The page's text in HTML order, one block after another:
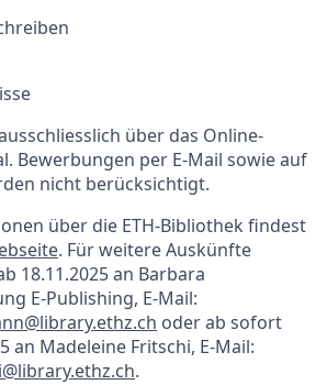
über das Online-
Bewerbungen per E-Mail sowie auf
nicht berücksichtigt.
über die ETH-Bibliothek findest
. Für weitere Auskünfte
18.11.2025 an Barbara
E-Publishing, E-Mail:
oder ab sofort
an Madeleine Fritschi, E-Mail:
.